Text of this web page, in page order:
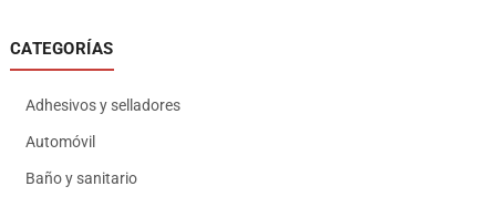
CATEGORÍAS
Adhesivos y selladores
Automóvil
Baño y sanitario